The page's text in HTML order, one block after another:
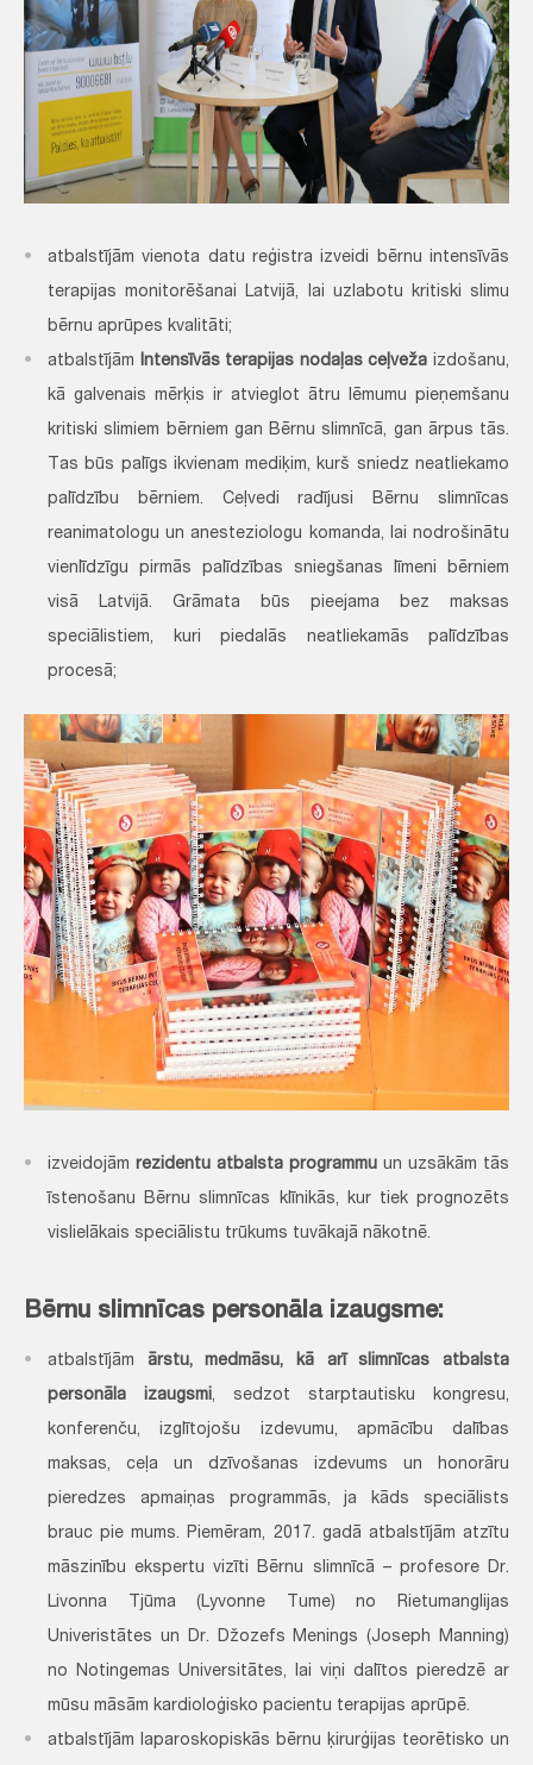
atbalstījām vienota datu reģistra izveidi bērnu intensīvās
terapijas monitorēšanai Latvijā, lai uzlabotu kritiski slimu
bērnu aprūpes kvalitāti;
atbalstījām Intensīvās terapijas nodaļas ceļveža izdošanu,
kā galvenais mērķis ir atvieglot ātru lēmumu pieņemšanu
kritiski slimiem bērniem gan Bērnu slimnīcā, gan ārpus tās.
Tas būs palīgs ikvienam mediķim, kurš sniedz neatliekamo
palīdzību bērniem. Ceļvedi radījusi Bērnu slimnīcas
reanimatologu un anesteziologu komanda, lai nodrošinātu
vienlīdzīgu pirmās palīdzības sniegšanas līmeni bērniem
visā Latvijā. Grāmata būs pieejama bez maksas
speciālistiem, kuri piedalās neatliekamās palīdzības
procesā;
izveidojām rezidentu atbalsta programmu un uzsākām tās
īstenošanu Bērnu slimnīcas klīnikās, kur tiek prognozēts
vislielākais speciālistu trūkums tuvākajā nākotnē.
Bērnu slimnīcas personāla izaugsme:
atbalstījām ārstu, medmāsu, kā arī slimnīcas atbalsta
personāla izaugsmi, sedzot starptautisku kongresu,
konferenču, izglītojošu izdevumu, apmācību dalības
maksas, ceļa un dzīvošanas izdevums un honorāru
pieredzes apmaiņas programmās, ja kāds speciālists
brauc pie mums. Piemēram, 2017. gadā atbalstījām atzītu
māszinību ekspertu vizīti Bērnu slimnīcā – profesore Dr.
Livonna Tjūma (Lyvonne Tume) no Rietumanglijas
Univeristātes un Dr. Džozefs Menings (Joseph Manning)
no Notingemas Universitātes, lai viņi dalītos pieredzē ar
mūsu māsām kardioloģisko pacientu terapijas aprūpē.
atbalstījām laparoskopiskās bērnu ķirurģijas teorētisko un